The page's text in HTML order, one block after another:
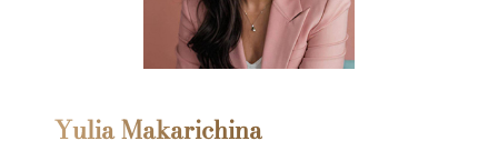
Yulia Makarichina